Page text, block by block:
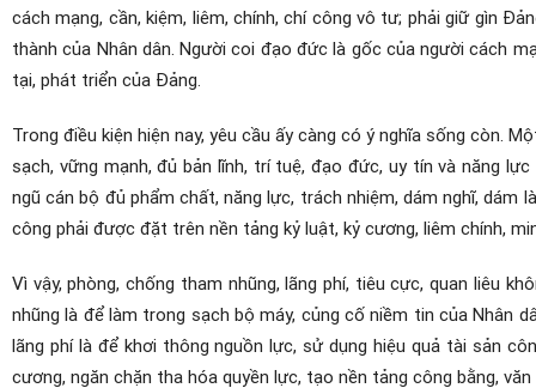
cách mạng, cần, kiệm, liêm, chính, chí công vô tư; phải giữ gìn
thành của Nhân dân. Người coi đạo đức là gốc của người cách
tại, phát triển của Đảng.
Trong điều kiện hiện nay, yêu cầu ấy càng có ý nghĩa sống còn.
sạch, vững mạnh, đủ bản lĩnh, trí tuệ, đạo đức, uy tín và năng
ngũ cán bộ đủ phẩm chất, năng lực, trách nhiệm, dám nghĩ,
công phải được đặt trên nền tảng kỷ luật, kỷ cương, liêm chính,
Vì vậy, phòng, chống tham nhũng, lãng phí, tiêu cực, quan liêu
nhũng là để làm trong sạch bộ máy, củng cố niềm tin của Nhân
lãng phí là để khơi thông nguồn lực, sử dụng hiệu quả tài sản
cương, ngăn chặn tha hóa quyền lực, tạo nền tảng công bằng,